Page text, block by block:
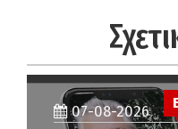
07-08-2026